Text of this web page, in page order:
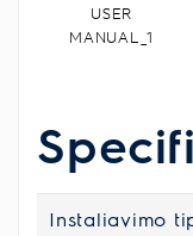
USER
MANUAL_1
Instaliavimo